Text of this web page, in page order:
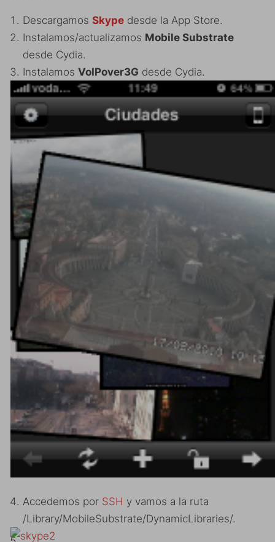
Descargamos Skype desde la App Store.
Instalamos/actualizamos Mobile Substrate
desde Cydia.
Instalamos VoIPover3G desde Cydia.
Accedemos por SSH y vamos a la ruta
/Library/MobileSubstrate/DynamicLibraries/.